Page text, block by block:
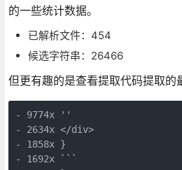
的一些统计数据。
已解析文件：454
候选字符串：26466
但更有趣的是查看提取代码提取的
- 9774x ''
- 2634x </div>
- 1858x }
- 1692x ```